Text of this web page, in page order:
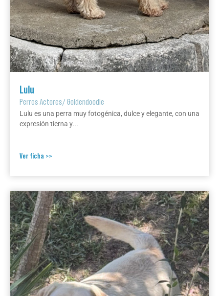
Lulu
Perros Actores/Goldendoodle
Lulu es una perra muy fotogénica, dulce y elegante, con una
expresión tierna y...
Ver ficha >>